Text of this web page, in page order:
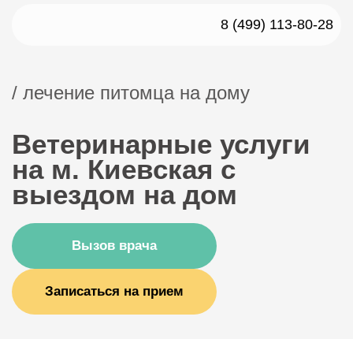
8 (499) 113-80-28
/ лечение питомца на дому
Ветеринарные услуги
на м. Киевская с
выездом на дом
Вызов врача
Записаться на прием